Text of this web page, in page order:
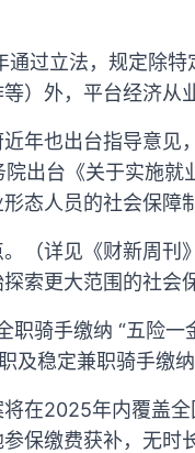
过立法，规定除
）外，平台经济从
年也出台指导意
出台《关于实施就
态人员的社会保障
（详见《财新周
索更大范围的社会
骑手缴纳 “五险
及稳定兼职骑手缴纳
在2025年内覆盖
保缴费获补，无